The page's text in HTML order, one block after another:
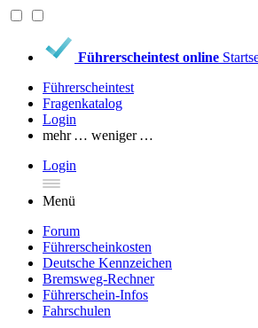
Führerscheintest online
Führerscheintest
Fragenkatalog
Login
mehr … weniger …
Login
Menü
Forum
Führerscheinkosten
Deutsche Kennzeichen
Bremsweg-Rechner
Führerschein-Infos
Fahrschulen